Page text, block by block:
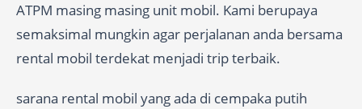
ATPM masing masing unit mobil. Kami berupaya
semaksimal mungkin agar perjalanan anda bersama
rental mobil terdekat menjadi trip terbaik.
sarana rental mobil yang ada di cempaka putih